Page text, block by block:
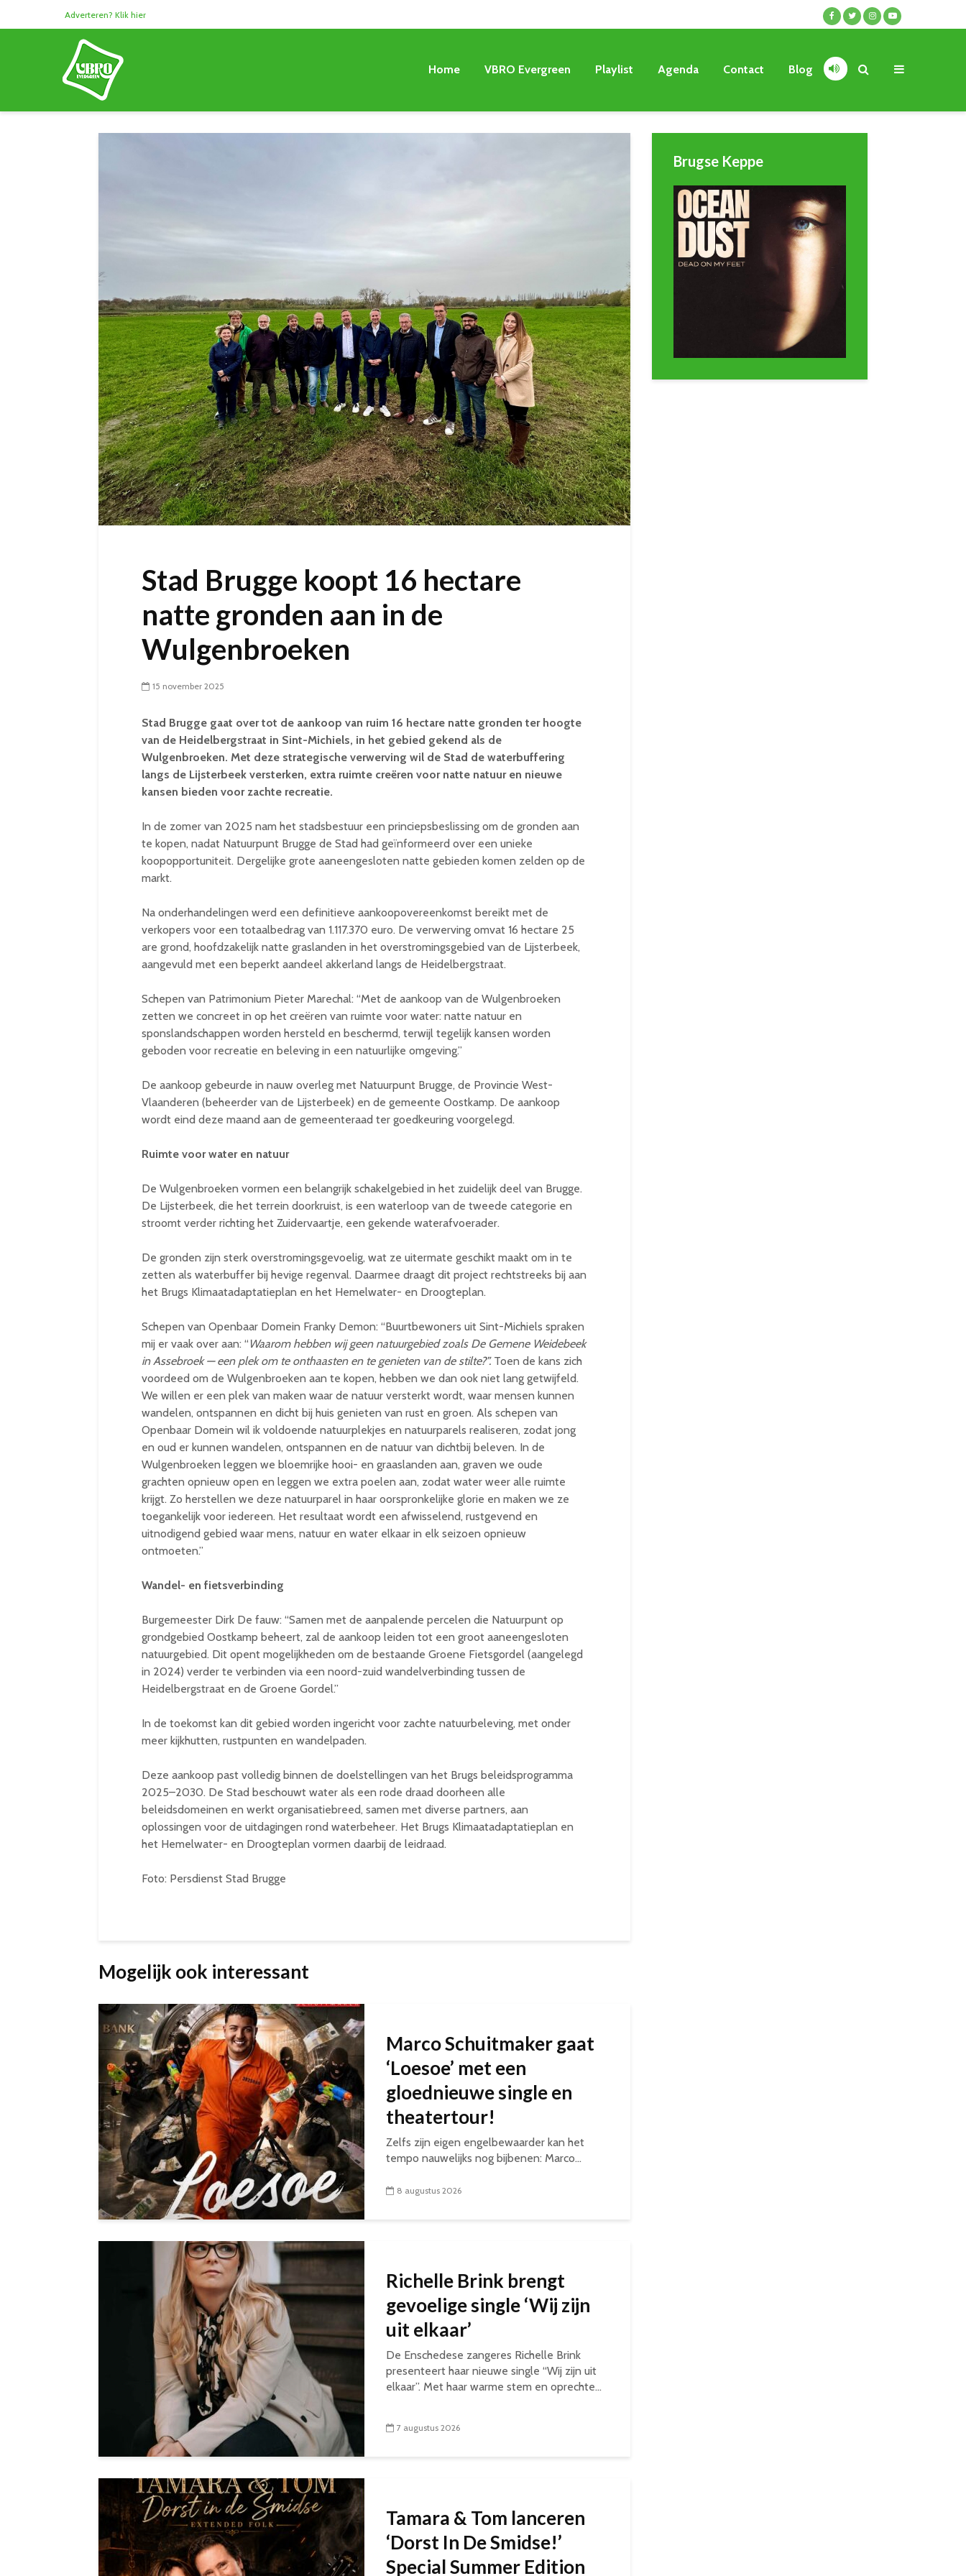
Adverteren? Klik hier
Home VBRO Evergreen Playlist Agenda Contact Blog
Stad Brugge koopt 16 hectare
natte gronden aan in de
Wulgenbroeken
15 november 2025
Stad Brugge gaat over tot de aankoop van ruim 16 hectare natte gronden ter hoogte
van de Heidelbergstraat in Sint-Michiels, in het gebied gekend als de
Wulgenbroeken. Met deze strategische verwerving wil de Stad de waterbuffering
langs de Lijsterbeek versterken, extra ruimte creëren voor natte natuur en nieuwe
kansen bieden voor zachte recreatie.
In de zomer van 2025 nam het stadsbestuur een princiepsbeslissing om de gronden aan
te kopen, nadat Natuurpunt Brugge de Stad had geïnformeerd over een unieke
koopopportuniteit. Dergelijke grote aaneengesloten natte gebieden komen zelden op de
markt.
Na onderhandelingen werd een definitieve aankoopovereenkomst bereikt met de
verkopers voor een totaalbedrag van 1.117.370 euro. De verwerving omvat 16 hectare 25
are grond, hoofdzakelijk natte graslanden in het overstromingsgebied van de Lijsterbeek,
aangevuld met een beperkt aandeel akkerland langs de Heidelbergstraat.
Schepen van Patrimonium Pieter Marechal: “Met de aankoop van de Wulgenbroeken
zetten we concreet in op het creëren van ruimte voor water: natte natuur en
sponslandschappen worden hersteld en beschermd, terwijl tegelijk kansen worden
geboden voor recreatie en beleving in een natuurlijke omgeving.”
De aankoop gebeurde in nauw overleg met Natuurpunt Brugge, de Provincie West-
Vlaanderen (beheerder van de Lijsterbeek) en de gemeente Oostkamp. De aankoop
wordt eind deze maand aan de gemeenteraad ter goedkeuring voorgelegd.
Ruimte voor water en natuur
De Wulgenbroeken vormen een belangrijk schakelgebied in het zuidelijk deel van Brugge.
De Lijsterbeek, die het terrein doorkruist, is een waterloop van de tweede categorie en
stroomt verder richting het Zuidervaartje, een gekende waterafvoerader.
De gronden zijn sterk overstromingsgevoelig, wat ze uitermate geschikt maakt om in te
zetten als waterbuffer bij hevige regenval. Daarmee draagt dit project rechtstreeks bij aan
het Brugs Klimaatadaptatieplan en het Hemelwater- en Droogteplan.
Schepen van Openbaar Domein Franky Demon: “Buurtbewoners uit Sint-Michiels spraken
mij er vaak over aan: “ Waarom hebben wij geen natuurgebied zoals De Gemene Weidebeek
in Assebroek — een plek om te onthaasten en te genieten van de stilte?”.Toen de kans zich
voordeed om de Wulgenbroeken aan te kopen, hebben we dan ook niet lang getwijfeld.
We willen er een plek van maken waar de natuur versterkt wordt, waar mensen kunnen
wandelen, ontspannen en dicht bij huis genieten van rust en groen. Als schepen van
Openbaar Domein wil ik voldoende natuurplekjes en natuurparels realiseren, zodat jong
en oud er kunnen wandelen, ontspannen en de natuur van dichtbij beleven. In de
Wulgenbroeken leggen we bloemrijke hooi- en graaslanden aan, graven we oude
grachten opnieuw open en leggen we extra poelen aan, zodat water weer alle ruimte
krijgt. Zo herstellen we deze natuurparel in haar oorspronkelijke glorie en maken we ze
toegankelijk voor iedereen. Het resultaat wordt een afwisselend, rustgevend en
uitnodigend gebied waar mens, natuur en water elkaar in elk seizoen opnieuw
ontmoeten.”
Wandel- en fietsverbinding
Burgemeester Dirk De fauw: “Samen met de aanpalende percelen die Natuurpunt op
grondgebied Oostkamp beheert, zal de aankoop leiden tot een groot aaneengesloten
natuurgebied. Dit opent mogelijkheden om de bestaande Groene Fietsgordel (aangelegd
in 2024) verder te verbinden via een noord-zuid wandelverbinding tussen de
Heidelbergstraat en de Groene Gordel.”
In de toekomst kan dit gebied worden ingericht voor zachte natuurbeleving, met onder
meer kijkhutten, rustpunten en wandelpaden.
Deze aankoop past volledig binnen de doelstellingen van het Brugs beleidsprogramma
2025–2030. De Stad beschouwt water als een rode draad doorheen alle
beleidsdomeinen en werkt organisatiebreed, samen met diverse partners, aan
oplossingen voor de uitdagingen rond waterbeheer. Het Brugs Klimaatadaptatieplan en
het Hemelwater- en Droogteplan vormen daarbij de leidraad.
Foto: Persdienst Stad Brugge
Mogelijk ook interessant
Marco Schuitmaker gaat
‘Loesoe’ met een
gloednieuwe single en
theatertour!
Zelfs zijn eigen engelbewaarder kan het
tempo nauwelijks nog bijbenen: Marco...
8 augustus 2026
Richelle Brink brengt
gevoelige single ‘Wij zijn
uit elkaar’
De Enschedese zangeres Richelle Brink
presenteert haar nieuwe single “Wij zijn uit
elkaar”. Met haar warme stem en oprechte...
7 augustus 2026
Tamara & Tom lanceren
‘Dorst In De Smidse!’
Special Summer Edition
Brugse Keppe